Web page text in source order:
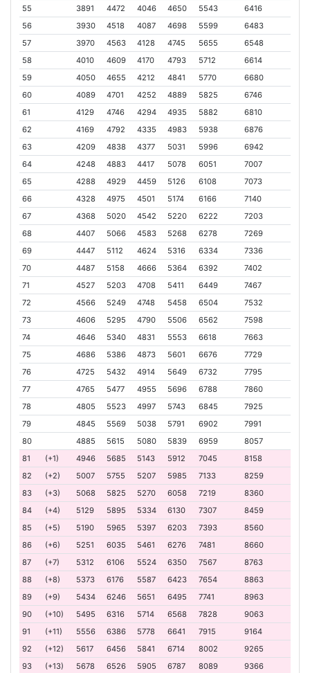
55
3891 4472 4046 4650 5543
6416
56
3930 4518 4087 4698 5599
6483
57
3970 4563 4128 4745 5655
6548
58
4010 4609 4170 4793 5712
6614
59
4050 4655 4212 4841 5770
6680
60
4089 4701 4252 4889 5825
6746
61
4129 4746 4294 4935 5882
6810
62
4169 4792 4335 4983 5938
6876
63
4209 4838 4377 5031 5996
6942
64
4248 4883 4417 5078 6051
7007
65
4288 4929 4459 5126 6108
7073
66
4328 4975 4501 5174 6166
7140
67
4368 5020 4542 5220 6222
7203
68
4407 5066 4583 5268 6278
7269
69
4447 5112 4624 5316 6334
7336
70
4487 5158 4666 5364 6392
7402
71
4527 5203 4708 5411 6449
7467
72
4566 5249 4748 5458 6504
7532
73
4606 5295 4790 5506 6562
7598
74
4646 5340 4831 5553 6618
7663
75
4686 5386 4873 5601 6676
7729
76
4725 5432 4914 5649 6732
7795
77
4765 5477 4955 5696 6788
7860
78
4805 5523 4997 5743 6845
7925
79
4845 5569 5038 5791 6902
7991
80
4885 5615 5080 5839 6959
8057
81
(+1) 4946 5685 5143 5912 7045
8158
82
(+2) 5007 5755 5207 5985 7133
8259
83
(+3) 5068 5825 5270 6058 7219
8360
84
(+4) 5129 5895 5334 6130 7307
8459
85
(+5) 5190 5965 5397 6203 7393
8560
86
(+6) 5251 6035 5461 6276 7481
8660
87
(+7) 5312 6106 5524 6350 7567
8763
88
(+8) 5373 6176 5587 6423 7654
8863
89
(+9) 5434 6246 5651 6495 7741
8963
90
(+10) 5495 6316 5714 6568 7828
9063
91
(+11) 5556 6386 5778 6641 7915
9164
92
(+12) 5617 6456 5841 6714 8002
9265
93
(+13) 5678 6526 5905 6787 8089 9366